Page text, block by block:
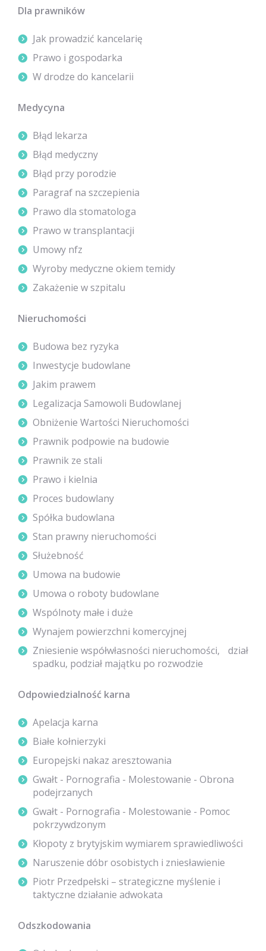
Dla prawników
Jak prowadzić kancelarię
Prawo i gospodarka
W drodze do kancelarii
Medycyna
Błąd lekarza
Błąd medyczny
Błąd przy porodzie
Paragraf na szczepienia
Prawo dla stomatologa
Prawo w transplantacji
Umowy nfz
Wyroby medyczne okiem temidy
Zakażenie w szpitalu
Nieruchomości
Budowa bez ryzyka
Inwestycje budowlane
Jakim prawem
Legalizacja Samowoli Budowlanej
Obniżenie Wartości Nieruchomości
Prawnik podpowie na budowie
Prawnik ze stali
Prawo i kielnia
Proces budowlany
Spółka budowlana
Stan prawny nieruchomości
Służebność
Umowa na budowie
Umowa o roboty budowlane
Wspólnoty małe i duże
Wynajem powierzchni komercyjnej
Zniesienie współwłasności nieruchomości, dział
spadku, podział majątku po rozwodzie
Odpowiedzialność karna
Apelacja karna
Białe kołnierzyki
Europejski nakaz aresztowania
Gwałt - Pornografia - Molestowanie - Obrona
podejrzanych
Gwałt - Pornografia - Molestowanie - Pomoc
pokrzywdzonym
Kłopoty z brytyjskim wymiarem sprawiedliwości
Naruszenie dóbr osobistych i zniesławienie
Piotr Przedpełski – strategiczne myślenie i
taktyczne działanie adwokata
Odszkodowania